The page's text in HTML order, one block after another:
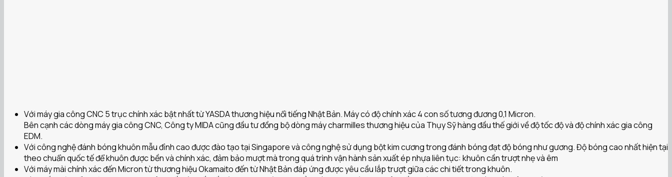
Với máy gia công CNC 5 trục chính xác bật nhất từ YASDA thương hiệu nổi tiếng Nhật Bản. Máy có độ chính xác 4 con số tương đương 0,1 Micron.
Bên cạnh các dòng máy gia công CNC, Công ty MIDA cũng đầu tư đồng bộ dòng máy charmilles thương hiệu của Thụy Sỹ hàng đầu thế giới về độ tốc độ và độ chính xác gia công
EDM.
Với công nghệ đánh bóng khuôn mẫu đỉnh cao được đào tạo tại Singapore và công nghệ sử dụng bột kim cương trong đánh bóng đạt độ bóng như gương. Độ bóng cao nhất hiện tại
theo chuẩn quốc tế để khuôn được bền và chính xác, đảm bảo mượt mà trong quá trình vận hành sản xuất ép nhựa liên tục: khuôn cần trượt nhẹ và êm
Với máy mài chính xác đến Micron từ thương hiệu Okamaito đến từ Nhật Bản đáp ứng được yêu cầu lắp trượt giữa các chi tiết trong khuôn.